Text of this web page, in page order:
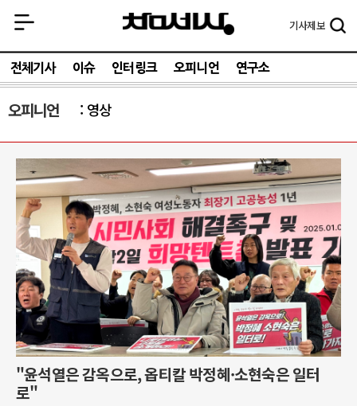
기사제보
전체기사 이슈 인터링크 오피니언 연구소
오피니언 영상
"윤석열은 감옥으로, 옵티칼 박정혜·소현숙은 일터
로"